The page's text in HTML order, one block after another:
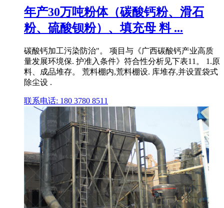
年产30万吨粉体（碳酸钙粉、滑石
粉、硫酸钡粉）、填充母 料 ...
碳酸钙加工污染防治"。 项目与《广西碳酸钙产业高质
量发展环境保. 护准入条件》符合性分析见下表11。 1.原
料、成品堆存。 荒料棚内,荒料棚设. 库堆存,并设置袋式
除尘设 .
联系电话: 180 3780 8511